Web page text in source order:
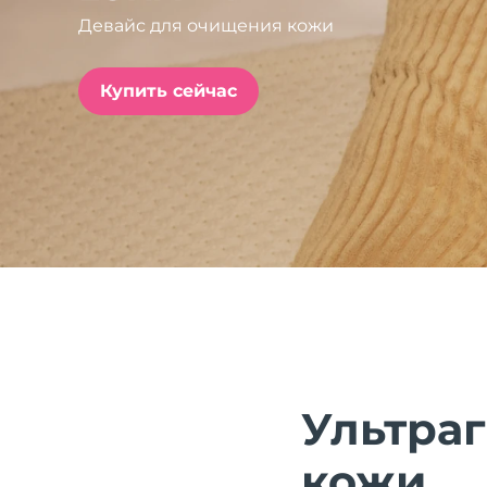
Девайс для очищения кожи
Купить сейчас
issa™ Teeth Whitening Set
FAQ™ Dual LED Panel
ПОДАРКИ И НАБОРЫ